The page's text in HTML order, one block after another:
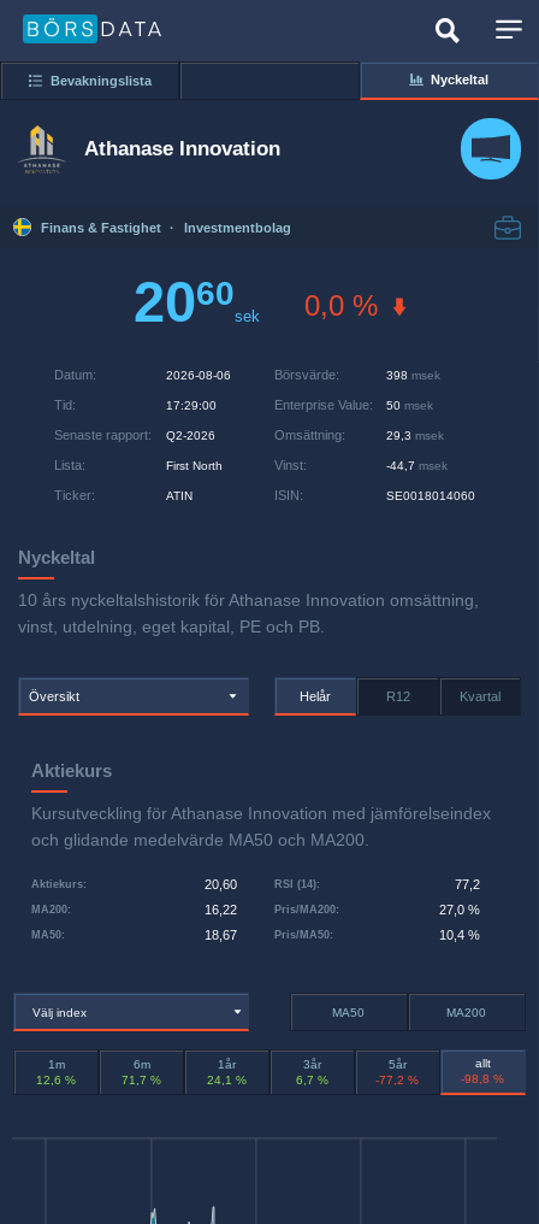
Bevakningslista Nyckeltal
Athanase Innovation
Finans & Fastighet · Investmentbolag
2060
sek 0,0 %
Datum: 2026-08-06
Tid: 17:29:00
Senaste rapport: Q2-2026
Lista: First North
Ticker: ATIN
Börsvärde: 398 msek
Enterprise Value: 50 msek
Omsättning: 29,3 msek
Vinst: -44,7 msek
ISIN: SE0018014060
Nyckeltal
10 års nyckeltalshistorik för Athanase Innovation omsättning,
vinst, utdelning, eget kapital, PE och PB.
Översikt Helår R12 Kvartal
Aktiekurs
Kursutveckling för Athanase Innovation med jämförelseindex
och glidande medelvärde MA50 och MA200.
Aktiekurs: 20,60
MA50: 18,67
MA200: 16,22 Pris/MA200: 27,0 %
RSI (14): 77,2
Pris/MA50: 10,4 %
Välj index MA50 MA200
1m
12,6 %
6m
71,7 %
1år
24,1 %
3år
6,7 %
5år
-77,2 %
allt
-98,8 %